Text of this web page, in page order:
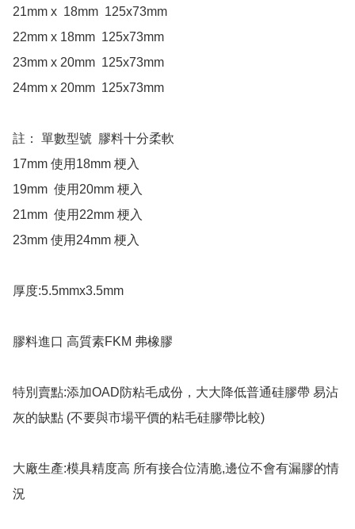
21mm x  18mm  125x73mm
22mm x 18mm  125x73mm
23mm x 20mm  125x73mm
24mm x 20mm  125x73mm
註： 單數型號  膠料十分柔軟
17mm 使用18mm 梗入
19mm  使用20mm 梗入
21mm  使用22mm 梗入
23mm 使用24mm 梗入
厚度:5.5mmx3.5mm
膠料進口 高質素FKM 弗橡膠
特別賣點:添加OAD防粘毛成份，大大降低普通硅膠帶 易沾
灰的缺點 (不要與市場平價的粘毛硅膠帶比較)
大廠生產:模具精度高 所有接合位清脆,邊位不會有漏膠的情
況